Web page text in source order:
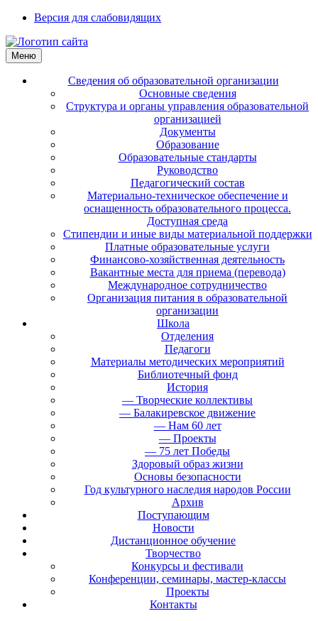
Версия для слабовидящих
Меню
Сведения об образовательной организации
Основные сведения
Структура и органы управления образовательной
организацией
Документы
Образование
Образовательные стандарты
Руководство
Педагогический состав
Материально-техническое обеспечение и
оснащенность образовательного процесса.
Доступная среда
Стипендии и иные виды материальной поддержки
Платные образовательные услуги
Финансово-хозяйственная деятельность
Вакантные места для приема (перевода)
Международное сотрудничество
Организация питания в образовательной
организации
Школа
Отделения
Педагоги
Материалы методических мероприятий
Библиотечный фонд
История
— Творческие коллективы
— Балакиревское движение
— Нам 60 лет
— Проекты
— 75 лет Победы
Здоровый образ жизни
Основы безопасности
Год культурного наследия народов России
Архив
Поступающим
Новости
Дистанционное обучение
Творчество
Конкурсы и фестивали
Конференции, семинары, мастер-классы
Проекты
Контакты